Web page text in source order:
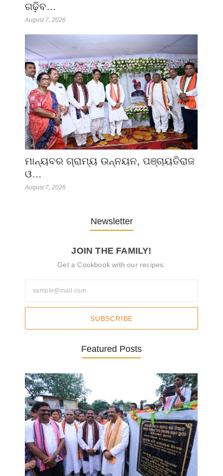
ଗଢ଼ିବ…
August 7, 2026
ମାନ୍ୟବର ଗ୍ରାମ୍ୟ ଉନ୍ନୟନ, ପଞ୍ଚାୟତିରାଜ
ଓ…
August 7, 2026
Newsletter
JOIN THE FAMILY!
Get a Cookbook with our recipes.
SUBSCRIBE
Featured Posts